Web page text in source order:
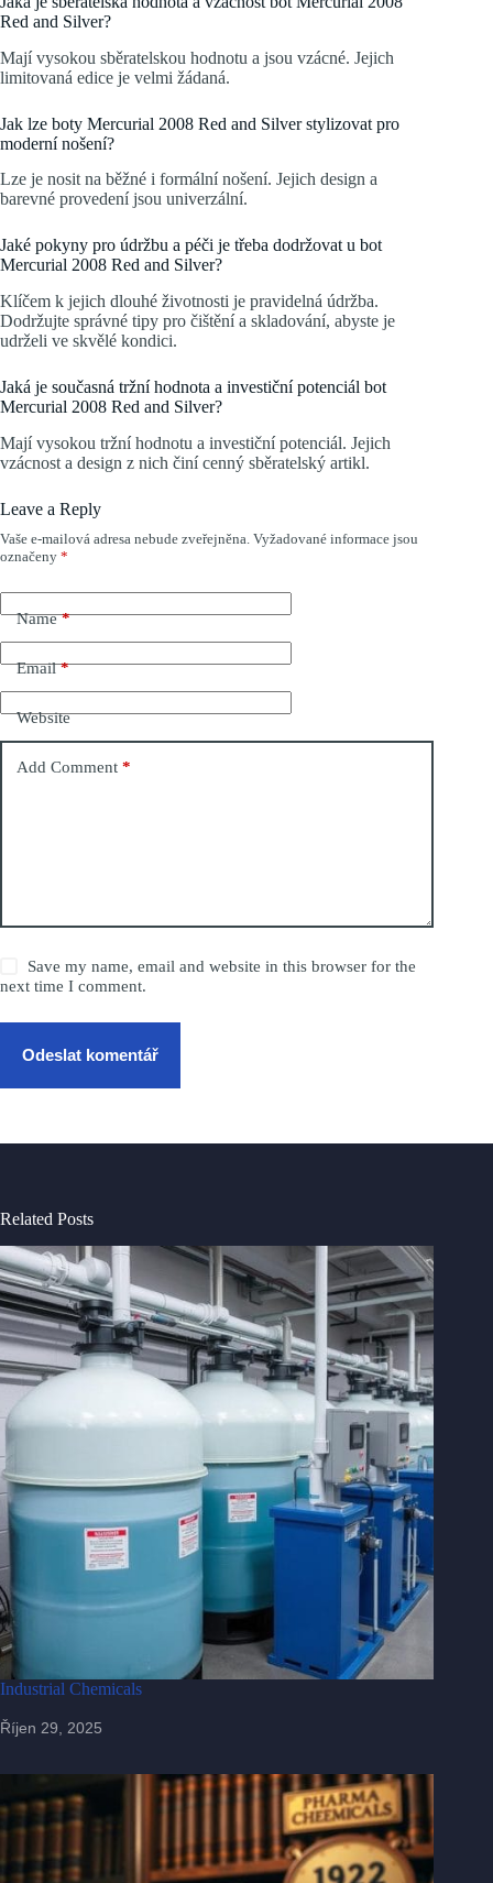
Red and Silver?
Mají vysokou sběratelskou hodnotu a jsou vzácné. Jejich
limitovaná edice je velmi žádaná.
Jak lze boty Mercurial 2008 Red and Silver stylizovat pro
moderní nošení?
Lze je nosit na běžné i formální nošení. Jejich design a
barevné provedení jsou univerzální.
Jaké pokyny pro údržbu a péči je třeba dodržovat u bot
Mercurial 2008 Red and Silver?
Klíčem k jejich dlouhé životnosti je pravidelná údržba.
Dodržujte správné tipy pro čištění a skladování, abyste je
udrželi ve skvělé kondici.
Jaká je současná tržní hodnota a investiční potenciál bot
Mercurial 2008 Red and Silver?
Mají vysokou tržní hodnotu a investiční potenciál. Jejich
vzácnost a design z nich činí cenný sběratelský artikl.
Leave a Reply
Vaše e-mailová adresa nebude zveřejněna. Vyžadované informace jsou
označeny *
Name*
Email*
Website
Add Comment *
Save my name, email and website in this browser for the
next time I comment.
Odeslat komentář
Related Posts
Industrial Chemicals
Říjen 29, 2025